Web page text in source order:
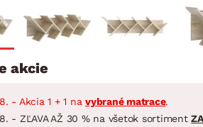
akcie
- Akcia 1 + 1 na vybrané matrace.
- ZĽAVA AŽ 30 % na všetok sortiment